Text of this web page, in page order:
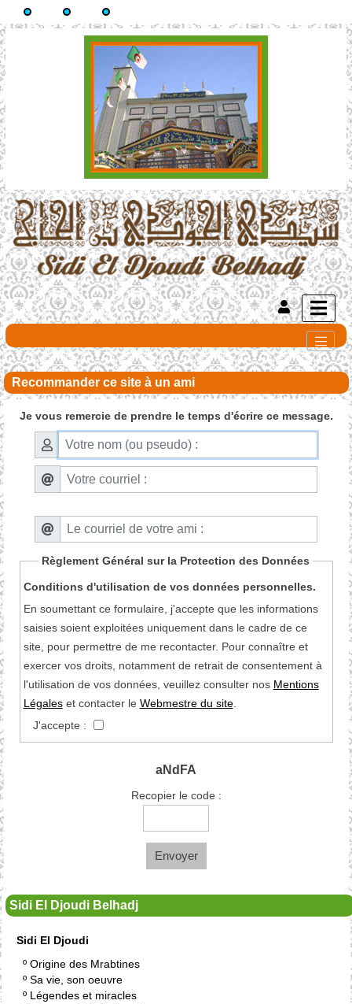
Sidi El Djoudi Belhadj
Sidi El Djoudi
º Origine des Mrabtines
º Sa vie, son oeuvre
º Légendes et miracles
Recommander ce site à un ami
Je vous remercie de prendre le temps d'écrire ce message.
Règlement Général sur la Protection des Données
Conditions d'utilisation de vos données personnelles.
En soumettant ce formulaire, j'accepte que les informations
saisies soient exploitées uniquement dans le cadre de ce
site, pour permettre de me recontacter. Pour connaître et
exercer vos droits, notamment de retrait de consentement à
l'utilisation de vos données, veuillez consulter nos Mentions
Légaleset contacter le Webmestre du site.
J'accepte :
aNdFA
Recopier le code :
Envoyer